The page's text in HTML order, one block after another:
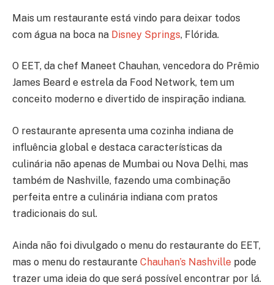
Mais um restaurante está vindo para deixar todos
com água na boca na Disney Springs, Flórida.
O EET, da chef Maneet Chauhan, vencedora do Prêmio
James Beard e estrela da Food Network, tem um
conceito moderno e divertido de inspiração indiana.
O restaurante apresenta uma cozinha indiana de
influência global e destaca características da
culinária não apenas de Mumbai ou Nova Delhi, mas
também de Nashville, fazendo uma combinação
perfeita entre a culinária indiana com pratos
tradicionais do sul.
Ainda não foi divulgado o menu do restaurante do EET,
mas o menu do restaurante Chauhan’s Nashville pode
trazer uma ideia do que será possível encontrar por lá.